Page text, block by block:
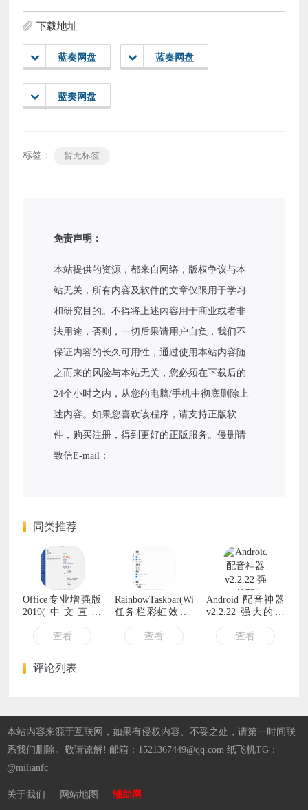
下载地址
蓝奏网盘 蓝奏网盘
蓝奏网盘
标签： 暂无标签
免责声明：
本站提供的资源，都来自网络，版权争议与本
站无关，所有内容及软件的文章仅限用于学习
和研究目的。不得将上述内容用于商业或者非
法用途，否则，一切后果请用户自负，我们不
保证内容的长久可用性，通过使用本站内容随
之而来的风险与本站无关，您必须在下载后的
24个小时之内，从您的电脑/手机中彻底删除上
述内容。如果您喜欢该程序，请支持正版软
件，购买注册，得到更好的正版服务。侵删请
致信E-mail：
同类推荐
Office专业增强版
2019(中文直装
版)x64
v16.0.10417.20170
06月版
查看
RainbowTaskbar(Win
任务栏彩虹效果)
v3.2.1 中文绿色版
查看
Android 配音神器
v2.2.22 强大的配
音软件
查看
评论列表
本站内容来源于互联网，如果有侵权内容、不妥之处，请第一时间联
系我们删除。敬请谅解! 邮箱：1521367449@qq.com 纸飞机TG：
@milianfc
关于我们 网站地图 辅助网